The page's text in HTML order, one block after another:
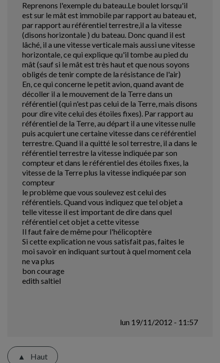
Reprenons l'exemple du bateau.Le boulet lorsqu'il
est sur le mât est immobile par rapport au bateau et,
par rapport au référentiel terrestre,il a la vitesse
(disons horizontale ) du bateau. Donc quand il est
lâché, il a une vitesse verticale mais aussi une vitesse
horizontale, ce qui explique qu'il tombe au pied du
mât (sauf si le mât est très haut et que nous soyons
obligés de tenir compte de la résistance de l'air)
En, ce qui concerne le petit avion, quand avant de
décoller il a le mouvement de la Terre dans un
référentiel (qui n'est pas celui de la Terre, mais disons
pour dire vite celui des étoiles fixes). Par rapport au
référentiel de la Terre, au départ il a une vitesse nulle
puis acquiert une certaine vitesse dans ce référentiel
terrestre. Quand il a quitté le sol terrestre, il a dans le
référentiel terrestre la vitesse indiquée par son
compteur et dans le référentiel des étoiles fixes, la
vitesse de la Terre plus la vitesse indiquée par son
compteur
le problème que vous soulevez est celui des
référentiels. Quand vous indiquez que tel objet a
telle vitesse il est important de dire dans quel
référentiel cet objet a cette vitesse
Il faut faire de même pour l'hélicoptère
Si cette explication ne vous satisfait pas, faites le
moi savoir en indiquant surtout à quel moment cela
ne va plus
bon courage
edith saltiel
lun 19/11/2012 - 11:57
Haut